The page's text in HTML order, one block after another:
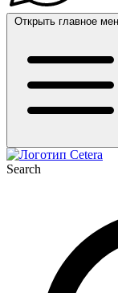
Открыть главное
Search